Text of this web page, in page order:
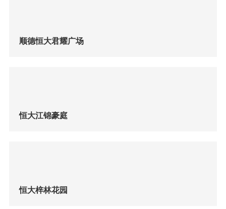
顺德恒大君耀广场
恒大江锦豪庭
恒大梓林花园